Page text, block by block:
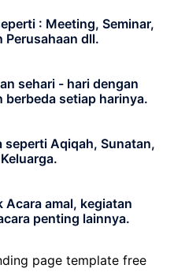
: Meeting, Seminar,
Perusahaan dll.
sehari - hari dengan
berbeda setiap harinya.
seperti Aqiqah, Sunatan,
amal, kegiatan
penting lainnya.
page template free